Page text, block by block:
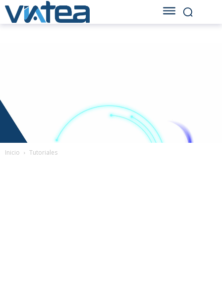
Inicio Tutoriales